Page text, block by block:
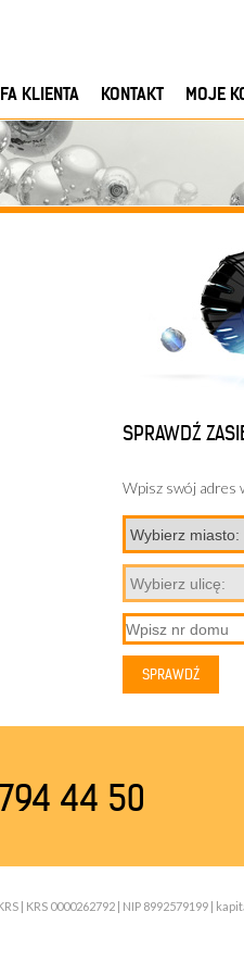
KLIENTA KONTAKT MOJE
SPRAWDŹ
Wpisz swój adres
794 44 50
KRS 0000262792 | NIP 8992579199 |